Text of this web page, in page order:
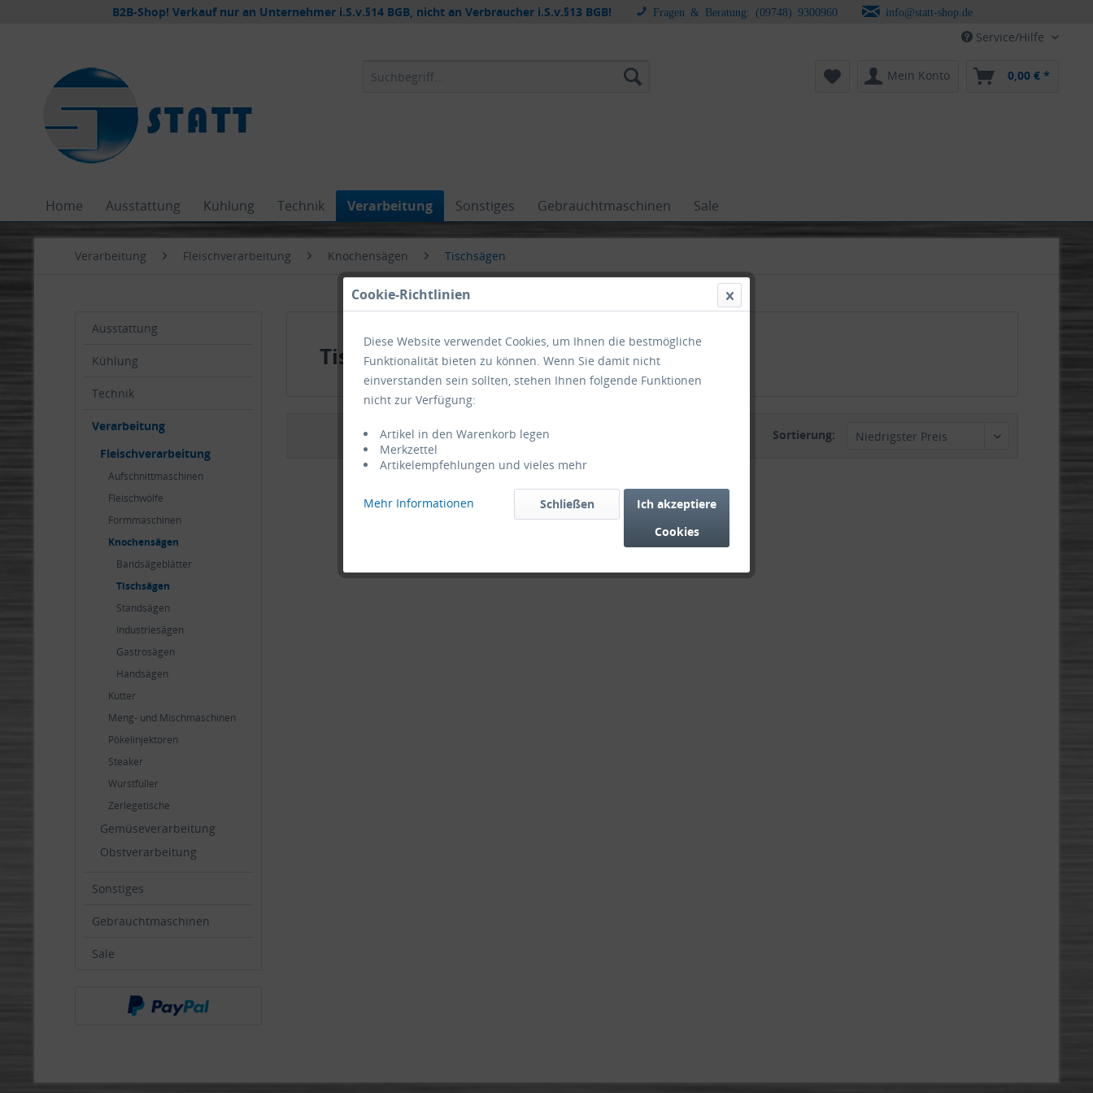
B2B-Shop! Verkauf nur an Unternehmer i.S.v.§14 BGB, nicht an Verbraucher i.S.v.§13 BGB! Fragen & Beratung: (09748) 9300960 info@statt-shop.de
Service/Hilfe
Mein Konto 0,00 € *
Home Ausstattung Kühlung Technik Verarbeitung Sonstiges Gebrauchtmaschinen Sale
Verarbeitung Fleischverarbeitung Knochensägen Tischsägen
Ausstattung
Kühlung
Technik
Verarbeitung
Fleischverarbeitung
Aufschnittmaschinen
Fleischwölfe
Formmaschinen
Knochensägen
Bandsägeblätter
Tischsägen
Standsägen
Industriesägen
Gastrosägen
Handsägen
Kutter
Meng- und Mischmaschinen
Pökelinjektoren
Steaker
Wurstfüller
Zerlegetische
Gemüseverarbeitung
Obstverarbeitung
Sonstiges
Gebrauchtmaschinen
Sale
Tischsägen
Sortierung:
Cookie-Richtlinien
Diese Website verwendet Cookies, um Ihnen die bestmögliche
Funktionalität bieten zu können. Wenn Sie damit nicht
einverstanden sein sollten, stehen Ihnen folgende Funktionen
nicht zur Verfügung:
Artikel in den Warenkorb legen
Merkzettel
Artikelempfehlungen und vieles mehr
Mehr Informationen
Ich akzeptiere
Cookies
Schließen